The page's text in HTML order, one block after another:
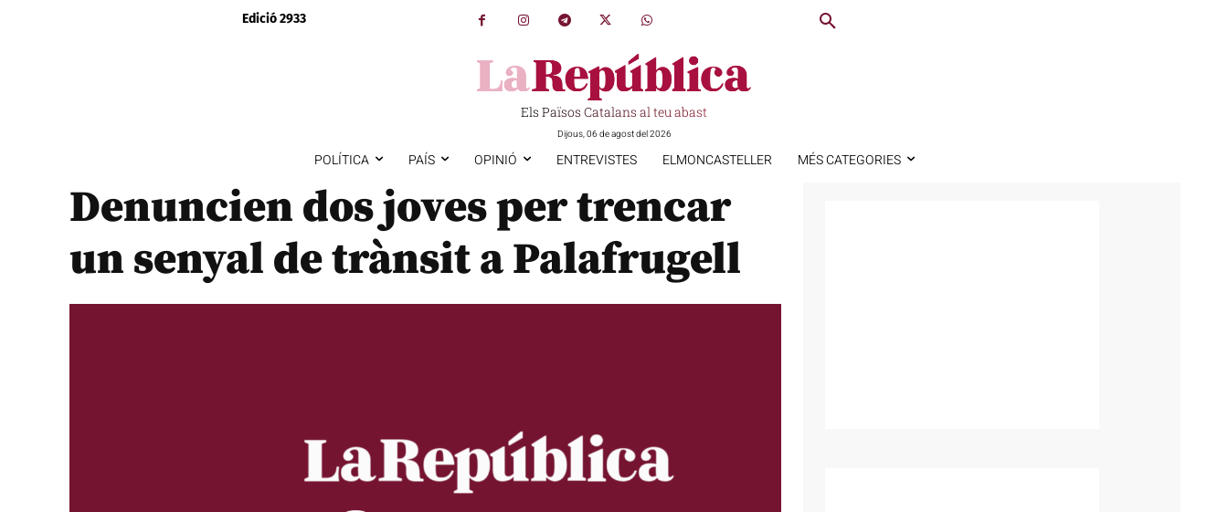
Edició 2933
Els Països Catalans al teu abast
Dijous, 06 de agost del 2026
POLÍTICA PAÍS OPINIÓ ENTREVISTES ELMONCASTELLER MÉS CATEGORIES
Denuncien dos joves per trencar
un senyal de trànsit a Palafrugell